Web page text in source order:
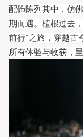
配饰陈列其中，仿
期而遇。 植根过去
前行”之旅，穿越古
所有体验与收获，